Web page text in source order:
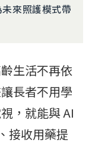
來照護模式帶
生活不再依
長者不用學
，就能與 AI
接收用藥提